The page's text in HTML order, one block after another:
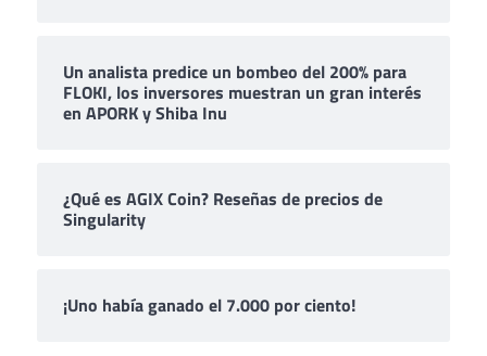
Un analista predice un bombeo del 200% para
FLOKI, los inversores muestran un gran interés
en APORK y Shiba Inu
¿Qué es AGIX Coin? Reseñas de precios de
Singularity
¡Uno había ganado el 7.000 por ciento!